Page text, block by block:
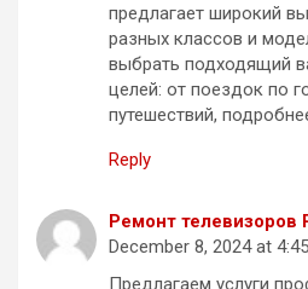
предлагает широкий
разных классов и
выбрать подходящий
целей: от поездок по
путешествий,
Reply
Ремонт телевизоров
December 8, 2024 at
Предлагаем услуги